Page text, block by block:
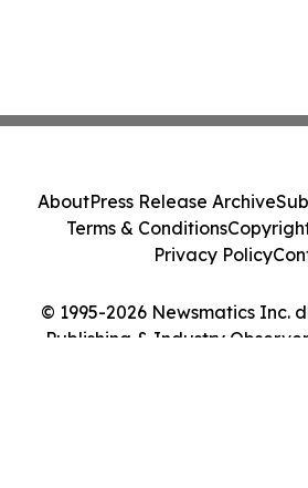
© 1995-2026 Newsmatics Inc.
Publishing & Industry
AboutPress Release Archive
Terms & Conditions
Privacy Policy